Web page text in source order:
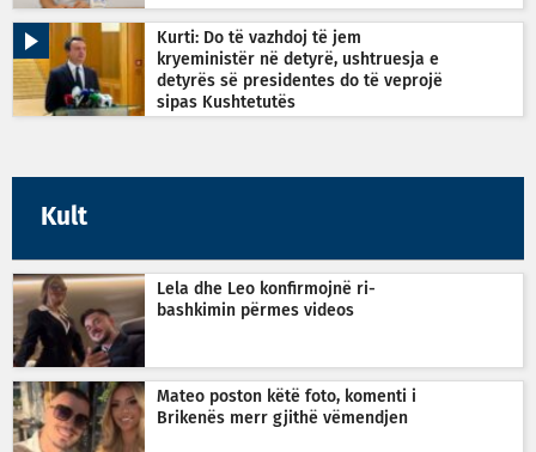
Kurti: Do të vazhdoj të jem
kryeministër në detyrë, ushtruesja e
detyrës së presidentes do të veprojë
sipas Kushtetutës
Kult
Lela dhe Leo konfirmojnë ri-
bashkimin përmes videos
Mateo poston këtë foto, komenti i
Brikenës merr gjithë vëmendjen